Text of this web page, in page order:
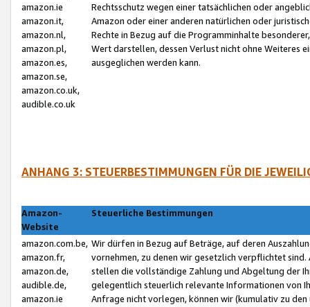
amazon.ie
amazon.it,
amazon.nl,
amazon.pl,
amazon.es,
amazon.se,
amazon.co.uk,
audible.co.uk
Rechtsschutz wegen einer tatsächlichen oder
Amazon oder einer anderen natürlichen oder
Rechte in Bezug auf die Programminhalte
Wert darstellen, dessen Verlust nicht ohne Weiteres
ausgeglichen werden kann.
ANHANG 3: STEUERBESTIMMUNGEN FÜR DIE
Amazon-
Website
Steuerliche Bestimmungen
amazon.com.be,
amazon.fr,
amazon.de,
audible.de,
amazon.ie
Wir dürfen in Bezug auf Beträge, auf deren
vornehmen, zu denen wir gesetzlich verpflichtet
stellen die vollständige Zahlung und Abgeltung der
gelegentlich steuerlich relevante Informationen von
Anfrage nicht vorlegen, können wir (kumulativ zu